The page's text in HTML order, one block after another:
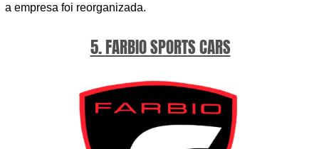
a empresa foi reorganizada.
5. FARBIO SPORTS CARS